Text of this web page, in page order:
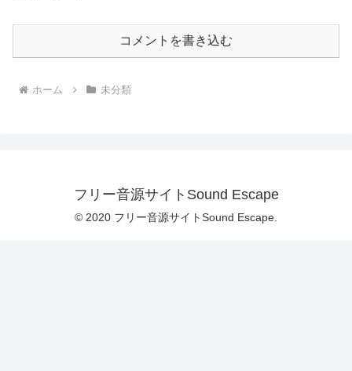
コメントを書き込む
ホーム 未分類
フリー音源サイトSound Escape
© 2020 フリー音源サイトSound Escape.